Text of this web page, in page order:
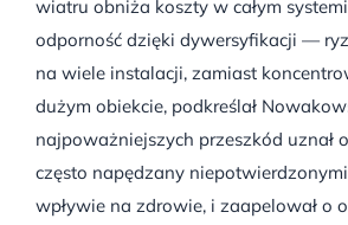
wiatru obniża koszty w całym
odporność dzięki dywersyfikacji —
na wiele instalacji, zamiast
dużym obiekcie, podkreślał
najpoważniejszych przeszkód uznał
często napędzany
wpływie na zdrowie, i zaapelował o